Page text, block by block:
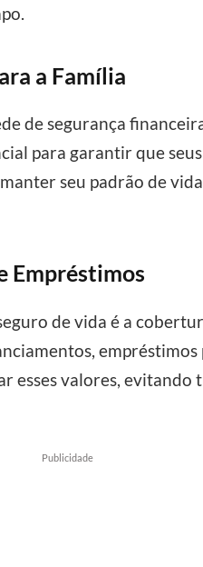
a Família
de segurança
para garantir que
seu padrão de
Empréstimos
de vida é a
esses valores,
Publicidade